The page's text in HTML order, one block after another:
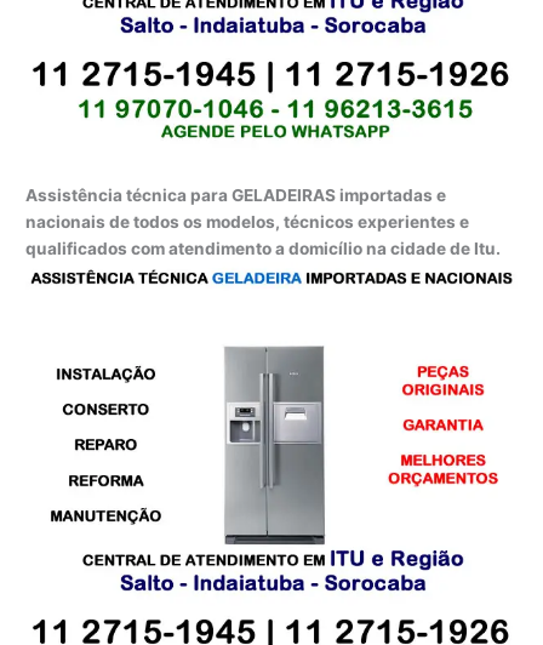
Assistência técnica para GELADEIRAS importadas e
nacionais de todos os modelos, técnicos experientes e
qualificados com atendimento a domicílio na cidade de Itu.